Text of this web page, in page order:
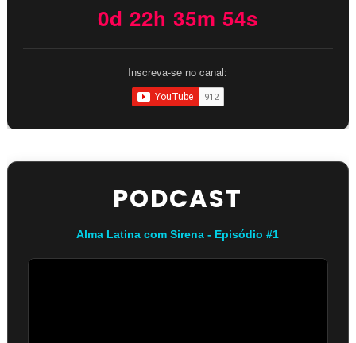
0d 22h 35m 53s
Inscreva-se no canal:
PODCAST
Alma Latina com Sirena - Episódio #1